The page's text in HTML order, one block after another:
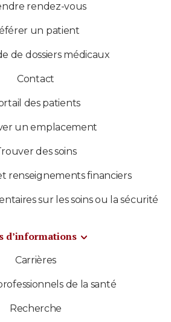
rendez-vous
un patient
de dossiers médicaux
Contact
des patients
un emplacement
des soins
renseignements financiers
sur les soins ou la sécurité
d’informations
Carrières
de la santé
Recherche